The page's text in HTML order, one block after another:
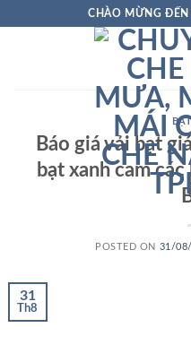
CHÀO MỪNG
Báo giá vải bạt
bạt xanh cam
POSTED ON 31/
31
Th8